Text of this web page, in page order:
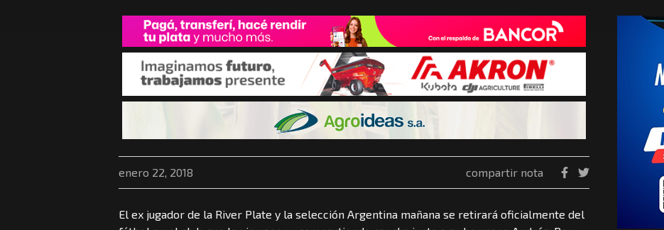
enero 22, 2018 compartir nota
El ex jugador de la River Plate y la selección Argentina mañana se retirará oficialmente del